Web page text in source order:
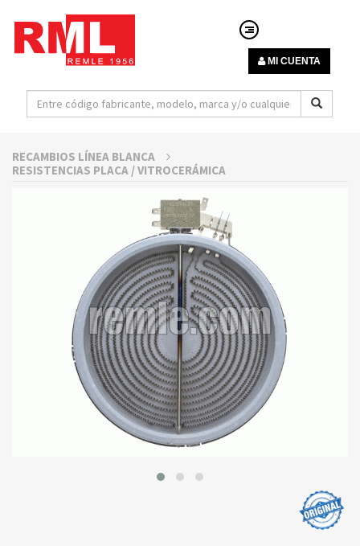
MI CUENTA
RECAMBIOS LÍNEA BLANCA
RESISTENCIAS PLACA / VITROCERÁMICA